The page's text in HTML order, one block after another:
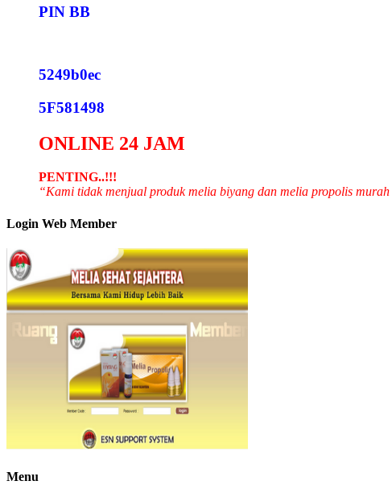
PIN BB
5249b0ec
5F581498
ONLINE 24 JAM
PENTING..!!!
“Kami tidak menjual produk melia biyang dan melia propolis murah
Login Web Member
Menu